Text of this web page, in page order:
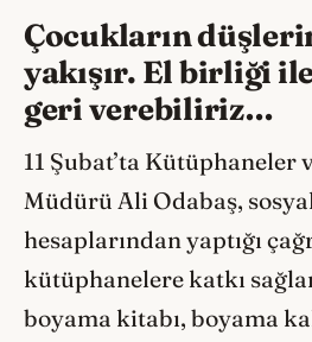
Çocukların
yakışır. El birliği
geri verebiliriz…
11 Şubat’ta Kütüphaneler
Müdürü Ali Odabaş,
hesaplarından yaptığı
kütüphanelere katkı
boyama kitabı, boyama